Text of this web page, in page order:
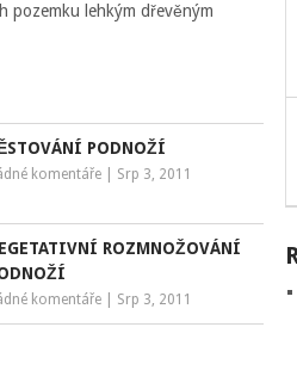
pozemku lehkým dřevěným
PODNOŽÍ
komentáře Srp 3, 2011
ROZMNOŽOVÁNÍ
komentáře Srp 3, 2011